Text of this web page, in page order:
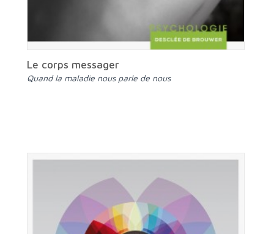
Le corps messager
Quand la maladie nous parle de nous